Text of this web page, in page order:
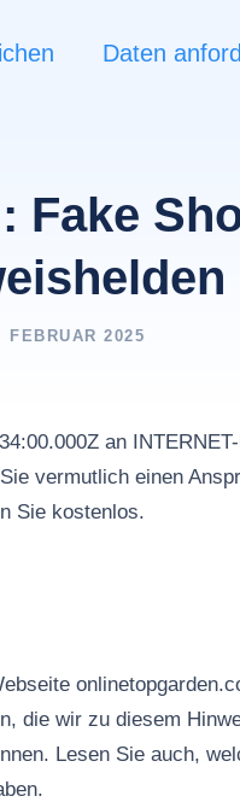
Daten
Fake
FEBRUAR 2025
an
vermutlich einen
Sie kostenlos.
die wir zu diesem
Lesen Sie auch,